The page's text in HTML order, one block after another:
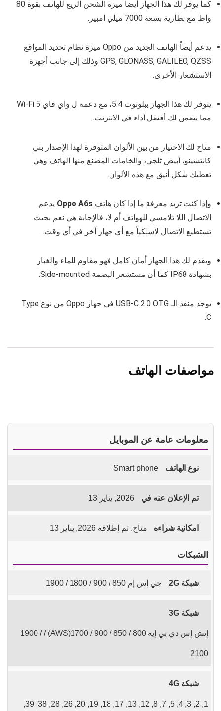
كما يوفر لك هذا الجهاز أيضاً ميزة الشحن الريع للهاتف بقوة 80
واط مع بطارية بسعة 7000 ميلي امبير.
يدعم أيضاً الهاتف الجديد من Oppo ميزة نظام تحديد المواقع
GPS, GLONASS, GALILEO, QZSS وذلك إلى جانب أجهزة
الاستشعار الأخرى.
يتوفر لك هذا الجهاز ببلوتوث 5.4، مع دعمه ل واي فاي Wi‑Fi 5
مما يضمن لك أفضل أداء في الانترنت.
متاح لك الاختيار من بين الألوان المتوفرة لهذا الإصدار بني
كابتشينو، أبيض ثلجي، والخامات المصنع منها الهاتف وهي
تعطيك شكل أنيق مع هذه الألوان.
وإذا كنت تريد معرفة ما إذا كان هاتف Oppo A6s يدعم
الاتصال اللا تلامسي للهواتف أم لا، فالإجابة هي نعم بحيث
تستطيع الاتصال لاسلكياً مع أي جهاز آخر في أي وقت.
ويقدم لك هذا الجهاز أمان كامل فهو مقاوم للماء والغبار
بشهادة IP68 كما أن
مستشعر البصمة
يوجد منفذ الـ USB‑C 2.0 OTG في جهاز Oppo من نوع Type
C.
مواصفات الهاتف
معلومات عامة عن الموبايل
نوع الهاتف Smart phone
تم الإعلان عنه في 2026, يناير 13
امكانية شراءه متاح. تم إطلاقه 2026, يناير 13
الشبكات
شبكة 2G جي إس إم 850 / 900 / 1800 / 1900
شبكة 3G
إتش إس دي بي إيه 800 / 850 / 900 / 1700(AWS) / 1900 /
2100
شبكة 4G
1, 2, 3, 4, 5, 7, 8, 12, 13, 17, 18, 19, 20, 26, 28, 38, 39,